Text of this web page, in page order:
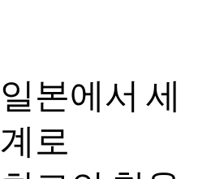
일본에서 세
계로